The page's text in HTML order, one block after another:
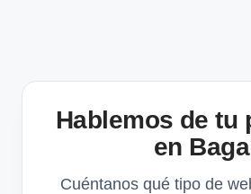
Hablemos de tu
en Baga
Cuéntanos qué tipo de